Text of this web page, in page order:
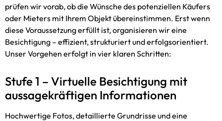
prüfen wir vorab, ob die Wünsche des potenziellen Käufers
oder Mieters mit Ihrem Objekt übereinstimmen. Erst wenn
diese Voraussetzung erfüllt ist, organisieren wir eine
Besichtigung – effizient, strukturiert und erfolgsorientiert.
Unser Vorgehen erfolgt in vier klaren Schritten:
Stufe 1 – Virtuelle Besichtigung mit
aussagekräftigen Informationen
Hochwertige Fotos, detaillierte Grundrisse und eine